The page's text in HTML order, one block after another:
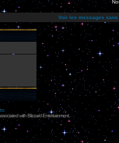
Voir les messages sans
with Blizzard Entertainment.